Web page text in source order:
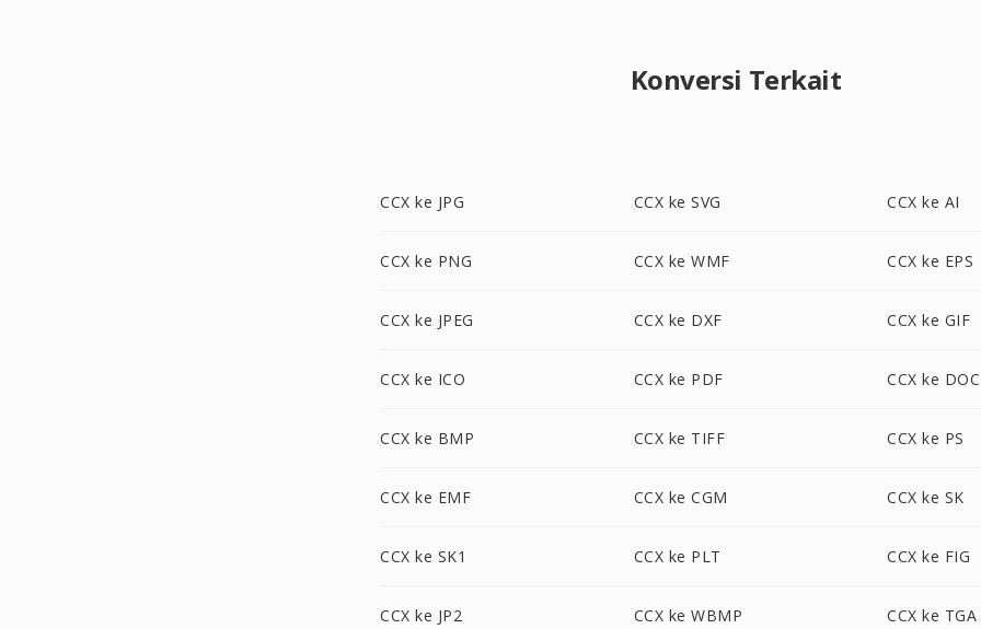
Konversi Terkait
CCX ke JPG CCX ke SVG CCX ke AI
CCX ke PNG CCX ke WMF CCX ke EPS
CCX ke JPEG CCX ke DXF CCX ke GIF
CCX ke ICO CCX ke PDF CCX ke DOC
CCX ke BMP CCX ke TIFF CCX ke PS
CCX ke EMF CCX ke CGM CCX ke SK
CCX ke SK1 CCX ke PLT CCX ke FIG
CCX ke JP2 CCX ke WBMP CCX ke TGA